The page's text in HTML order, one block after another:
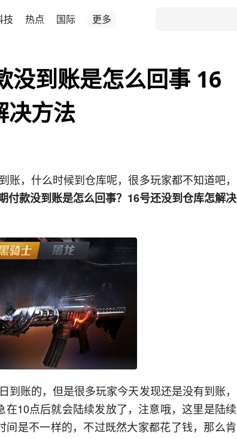
技 热点 国际 更多
没到账是怎么回事 16
决方法
，什么时候到仓库呢，很多玩家都不知道吧，
付款没到账是怎么回事？16号还没到仓库怎解决
账的，但是很多玩家今天发现还是没有到账，
10点后就会陆续发放了，注意哦，这里是陆续
是不一样的，不过既然大家都花了钱，那么肯